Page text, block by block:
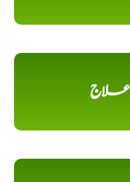
علاج